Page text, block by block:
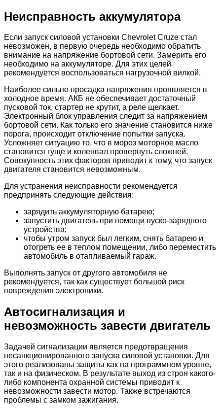
Неисправность аккумулятора
Если запуск силовой установки Chevrolet Cruze стал
невозможен, в первую очередь необходимо обратить
внимание на напряжение бортовой сети. Замерить его
необходимо на аккумуляторе. Для этих целей
рекомендуется воспользоваться нагрузочной вилкой.
Наиболее сильно просадка напряжения проявляется в
холодное время. АКБ не обеспечивает достаточный
пусковой ток, стартер не крутит, а реле щелкает.
Электронный блок управления следит за напряжением
бортовой сети. Как только его значение становится ниже
порога, происходит отключение попытки запуска.
Усложняет ситуацию то, что в мороз моторное масло
становится гуще и коленвал провернуть сложней.
Совокупность этих факторов приводит к тому, что запуск
двигателя становится невозможным.
Для устранения неисправности рекомендуется
предпринять следующие действия:
зарядить аккумуляторную батарею;
запустить двигатель при помощи пуско-зарядного
устройства;
чтобы утром запуск был легким, снять батарею и
отогреть ее в теплом помещении, либо переместить
автомобиль в отапливаемый гараж.
Выполнять запуск от другого автомобиля не
рекомендуется, так как существует большой риск
повреждения электроники.
Автосигнализация и
невозможность завести двигатель
Задачей сигнализации является предотвращения
несанкционированного запуска силовой установки. Для
этого реализованы защиты как на программном уровне,
так и на физическом. В результате выход из строя какого-
либо компонента охранной системы приводит к
невозможности завести мотор. Также встречаются
проблемы с замком зажигания.